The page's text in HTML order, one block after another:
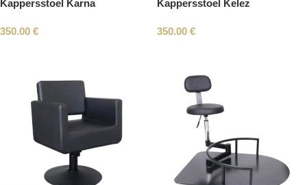
Kappersstoel Karna
350.00 €
Kappersstoel Kelez
350.00 €